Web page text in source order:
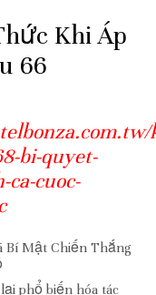
Khi Áp
66
bi-quyet-
ca-cuoc-
phổ biến hóa tác